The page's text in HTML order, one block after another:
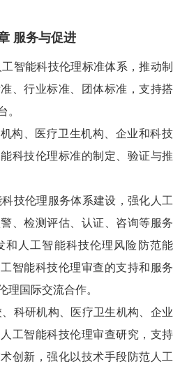
服务与促进
智能科技伦理标准体系，推动制
、行业标准、团体标准，支持搭
。
构、医疗卫生机构、企业和科技
科技伦理标准的制定、验证与推
技伦理服务体系建设，强化人工
、检测评估、认证、咨询等服务
和人工智能科技伦理风险防范能
智能科技伦理审查的支持和服务
理国际交流合作。
科研机构、医疗卫生机构、企业
工智能科技伦理审查研究，支持
创新，强化以技术手段防范人工